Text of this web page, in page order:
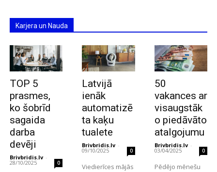
Karjera un Nauda
TOP 5
prasmes,
ko šobrīd
sagaida
darba
devēji
Brivbridis.lv -
28/10/2025 0
Latvijā
ienāk
automatizē
ta kaķu
tualete
Brivbridis.lv -
09/10/2025 0
Viedierīces mājās
50
vakances ar
visaugstāk
o piedāvāto
atalgojumu
Brivbridis.lv -
03/04/2025 0
Pēdējo mēnešu